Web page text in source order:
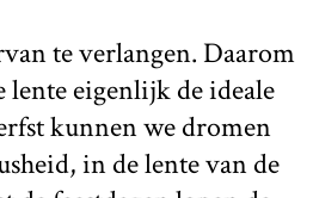
te verlangen. Daarom
lente eigenlijk de ideale
kunnen we dromen
in de lente van de